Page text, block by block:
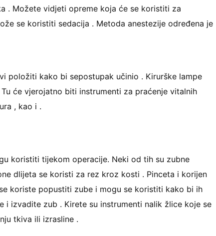
. Možete vidjeti opreme koja će se koristiti za
se koristiti sedacija . Metoda anestezije određena je
položiti kako bi sepostupak učinio . Kirurške lampe
će vjerojatno biti instrumenti za praćenje vitalnih
, kao i .
koristiti tijekom operacije. Neki od tih su zubne
dlijeta se koristi za rez kroz kosti . Pinceta i korijen
koriste popustiti zube i mogu se koristiti kako bi ih
i izvadite zub . Kirete su instrumenti nalik žlice koje se
tkiva ili izrasline .